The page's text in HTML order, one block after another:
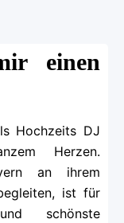
einen
Hochzeits DJ
Herzen.
an ihrem
ist für
schönste